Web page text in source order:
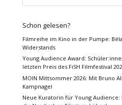
Schon gelesen?
Filmreihe im Kino in der Pumpe:
Widerstands
Young Audience Award:
letzten Preis des FiSH Filmfestival
MOIN Mittsommer 2026: Mit Bruno
Kampnagel
Neue Kuratorin für Young